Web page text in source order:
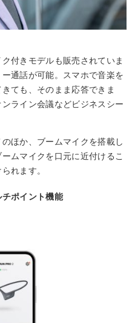
付きモデルも販売されていま
通話が可能。スマホで音楽を
ても、そのまま応答できま
ライン会議などビジネスシー
ほか、ブームマイクを搭載し
ムマイクを口元に近付けるこ
れます。
ポイント機能